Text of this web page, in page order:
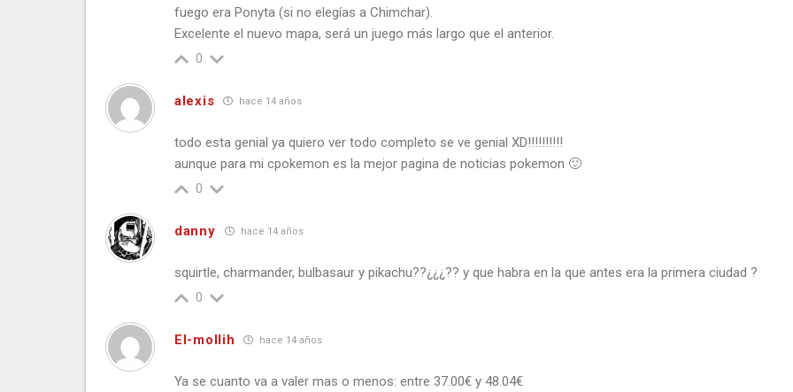
fuego era Ponyta (si no elegías a Chimchar).
Excelente el nuevo mapa, será un juego más largo que el anterior.
0
alexis hace 14 años
todo esta genial ya quiero ver todo completo se ve genial XD!!!!!!!!!!
aunque para mi cpokemon es la mejor pagina de noticias pokemon 🙂
0
danny hace 14 años
squirtle, charmander, bulbasaur y pikachu??¿¿¿?? y que habra en la que antes era la primera ciudad ?
0
El-mollih hace 14 años
Ya se cuanto va a valer mas o menos: entre 37.00€ y 48.04€